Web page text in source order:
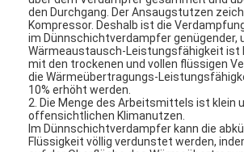
Neuigkeiten
Alle Fälle
Blog
Jetzt Chatten
den Durchgang. Der Ansaugstutzen
Kompressor. Deshalb ist die
im Dünnschichtverdampfer genügender,
Wärmeaustausch-Leistungsfähigkeit ist
mit den trockenen und vollen flüssigen
die Wärmeübertragungs-
10% erhöht werden.
2. Die Menge des Arbeitsmittels ist klein
offensichtlichen Klimanutzen.
Im Dünnschichtverdampfer kann die
Flüssigkeit völlig verdunstet werden,